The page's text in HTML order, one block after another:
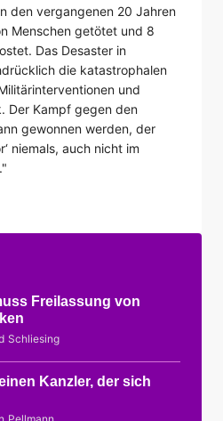
den vergangenen 20 Jahren
Menschen getötet und 8
Das Desaster in
die katastrophalen
und
Der Kampf gegen den
gewonnen werden, der
niemals, auch nicht im
Freilassung von
Schliesing
Kanzler, der sich